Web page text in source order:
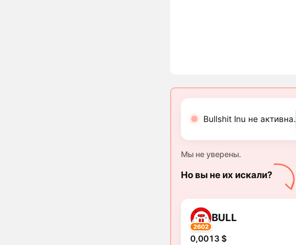
Bullshit Inu не активна.
Мы не уверены.
Но вы не их искали?
2602
BULL
0,0013 $